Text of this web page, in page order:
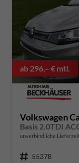
ab 296,– € mtl.
Volkswagen
Basis 2.0TDI
unverbindliche
Fahrzeugnummer 55378